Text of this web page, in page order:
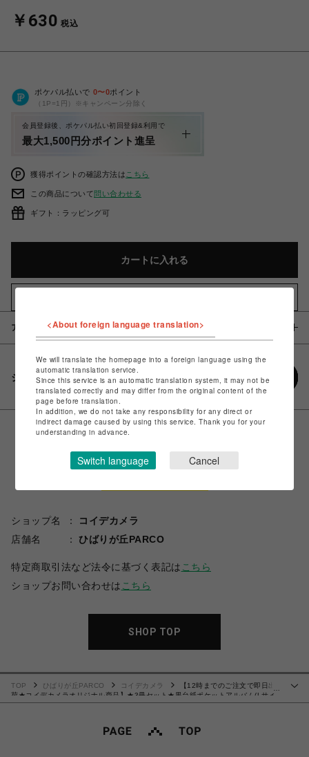
￥630 税込
ポケパル払いで 0〜0ポイント
（1P=1円）※キャンペーン分除く
会員登録後、ポケパル払い初回登録&利用で
最大1,500円分ポイント進呈
獲得ポイントの確認方法は こちら
この商品について問い合わせる
ギフト：ラッピング可
カートに入れる
アイテム説明 / 素材
シェアする
ショップ名
コイデカメラ
店舗名
ひばりが丘PARCO
特定商取引法など法令に基づく表記は こちら
ショップお問い合わせは こちら
SHOP TOP
…
TOP ひばりが丘PARCO コイデカメラ
【12時までのご注文で即日出
荷★コイデカメラオリジナル商品】★3冊セット★黒台紙ポケットアルバム(Lサイ
ズ24枚・KGサイズ12枚収納) ストライプ
<About foreign language translation>
We will translate the homepage into a foreign language using the
automatic translation service.
Since this service is an automatic translation system, it may not be
translated correctly and may differ from the original content of the
page before translation.
In addition, we do not take any responsibility for any direct or
indirect damage caused by using this service. Thank you for your
understanding in advance.
Switch language Cancel